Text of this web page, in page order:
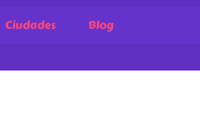
Ciudades Blog